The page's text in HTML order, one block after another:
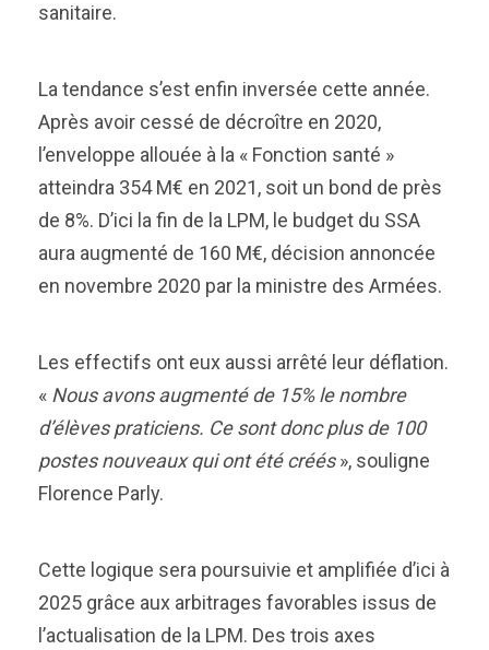
sanitaire.
La tendance s’est enfin inversée cette année.
Après avoir cessé de décroître en 2020,
l’enveloppe allouée à la « Fonction santé »
atteindra 354 M€ en 2021, soit un bond de près
de 8%. D’ici la fin de la LPM, le budget du SSA
aura augmenté de 160 M€, décision annoncée
en novembre 2020 par la ministre des Armées.
Les effectifs ont eux aussi arrêté leur déflation.
« Nous avons augmenté de 15% le nombre
d’élèves praticiens. Ce sont donc plus de 100
postes nouveaux qui ont été créés», souligne
Florence Parly.
Cette logique sera poursuivie et amplifiée d’ici à
2025 grâce aux arbitrages favorables issus de
l’actualisation de la LPM. Des trois axes